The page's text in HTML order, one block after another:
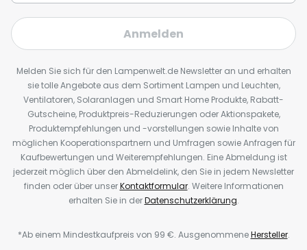
Anmelden
Melden Sie sich für den Lampenwelt.de Newsletter an und erhalten
sie tolle Angebote aus dem Sortiment Lampen und Leuchten,
Ventilatoren, Solaranlagen und Smart Home Produkte, Rabatt-
Gutscheine, Produktpreis-Reduzierungen oder Aktionspakete,
Produktempfehlungen und -vorstellungen sowie Inhalte von
möglichen Kooperationspartnern und Umfragen sowie Anfragen für
Kaufbewertungen und Weiterempfehlungen. Eine Abmeldung ist
jederzeit möglich über den Abmeldelink, den Sie in jedem Newsletter
finden oder über unserKontaktformular. Weitere Informationen
erhalten Sie in derDatenschutzerklärung.
*Ab einem Mindestkaufpreis von 99 €. AusgenommeneHersteller.